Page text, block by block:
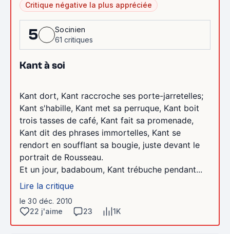
Critique négative la plus appréciée
5
Socinien
61 critiques
Kant à soi
Kant dort, Kant raccroche ses porte-jarretelles;
Kant s'habille, Kant met sa perruque, Kant boit
trois tasses de café, Kant fait sa promenade,
Kant dit des phrases immortelles, Kant se
rendort en soufflant sa bougie, juste devant le
portrait de Rousseau.
Et un jour, badaboum, Kant trébuche pendant...
Lire la critique
le 30 déc. 2010
22 j'aime
23 1K